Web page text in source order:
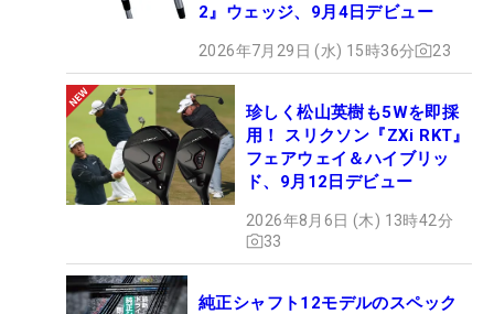
2』ウェッジ、9月4日デビュー
2026年7月29日 (水) 15時36分 23
珍しく松山英樹も5Wを即採
用！ スリクソン『ZXi RKT』
フェアウェイ＆ハイブリッ
ド、9月12日デビュー
2026年8月6日 (木) 13時42分
33
純正シャフト12モデルのスペック